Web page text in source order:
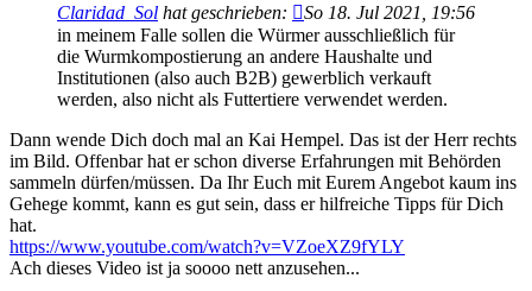
Claridad_Sol hat geschrieben:
So 18. Jul 2021, 19:56
in meinem Falle sollen die Würmer ausschließlich für
die Wurmkompostierung an andere Haushalte und
Institutionen (also auch B2B) gewerblich verkauft
werden, also nicht als Futtertiere verwendet werden.
Dann wende Dich doch mal an Kai Hempel. Das ist der Herr rechts
im Bild. Offenbar hat er schon diverse Erfahrungen mit Behörden
sammeln dürfen/müssen. Da Ihr Euch mit Eurem Angebot kaum ins
Gehege kommt, kann es gut sein, dass er hilfreiche Tipps für Dich
hat.
https://www.youtube.com/watch?v=VZoeXZ9fYLY
Ach dieses Video ist ja soooo nett anzusehen...